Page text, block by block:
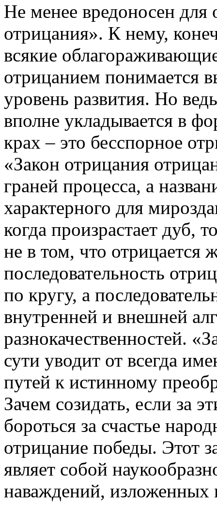
Не менее вредоносен для
отрицания». К нему,
всякие
отрицанием понимается
уровень развития. Но
вполне укладывается в
крах – это бесспорное
«Закон отрицания
граней процесса, а
характерного для
когда произрастает дуб,
не в том, что отрицается
последовательность
по кругу, а
внутренней и внешней
разнокачественностей.
сути уводит от всегда
путей к истинному
Зачем созидать, если за
бороться за счастье
отрицание победы. Этот
являет собой
наваждений, изложенных